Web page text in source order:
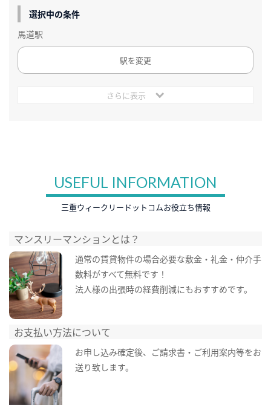
選択中の条件
馬道駅
駅を変更
さらに表示
USEFUL INFORMATION
三重ウィークリードットコムお役立ち情報
マンスリーマンションとは？
通常の賃貸物件の場合必要な敷金・礼金・仲介手
数料がすべて無料です！
法人様の出張時の経費削減にもおすすめです。
お支払い方法について
お申し込み確定後、ご請求書・ご利用案内等をお
送り致します。